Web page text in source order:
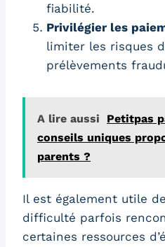
fiabilité.
Privilégier les
limiter les risques
prélèvements
A lire aussi
Petitpas
conseils uniques
parents ?
Il est également utile
difficulté parfois
certaines ressources